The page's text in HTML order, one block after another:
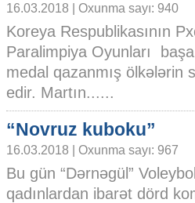
16.03.2018 | Oxunma sayı: 940
Koreya Respublikasının
Paralimpiya Oyunları
medal qazanmış ölkələrin
edir. Martın......
“Novruz kuboku”
16.03.2018 | Oxunma sayı: 967
Bu gün “Dərnəgül”
qadınlardan ibarət dörd